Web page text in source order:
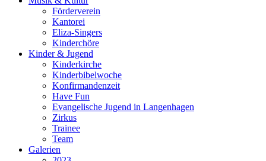
Förderverein
Kantorei
Eliza-Singers
Kinderchöre
Kinder & Jugend
Kinderkirche
Kinderbibelwoche
Konfirmandenzeit
Have Fun
Evangelische Jugend in Langenhagen
Zirkus
Trainee
Team
Galerien